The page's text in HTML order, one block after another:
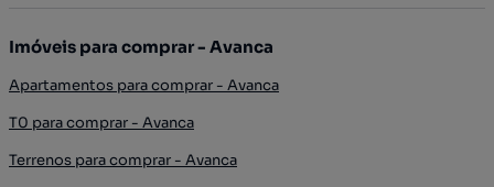
Imóveis para comprar - Avanca
Apartamentos para comprar - Avanca
T0 para comprar - Avanca
Terrenos para comprar - Avanca